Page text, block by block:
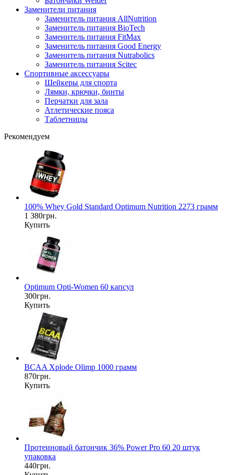
Заменители питания
Заменитель питания AllNutrition
Заменитель питания BioTech
Заменитель питания FitMax
Заменитель питания Good Energy
Заменитель питания Nutrabolics
Заменитель питания Scitec
Спортивные аксессуары
Шейкеры для спорта
Лямки, крючки, бинты
Перчатки для зала
Атлетические пояса
Таблетницы
Рекомендуем
100% Whey Gold Standard Optimum Nutrition 2273 грамм
1 380грн.
Купить
Optimum Opti-Women 60 капсул
300грн.
Купить
BCAA Xplode Olimp 1000 грамм
870грн.
Купить
Протеиновый батончик 36% Power Pro 60 20 штук
упаковка
440грн.